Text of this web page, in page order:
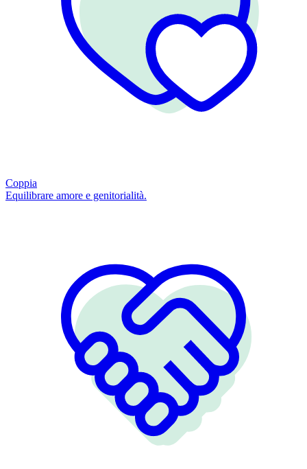
Coppia
Equilibrare amore e genitorialità.